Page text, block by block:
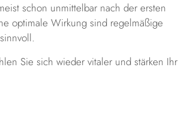
schon unmittelbar nach der ersten
optimale Wirkung sind regelmäßige
Sie sich wieder vitaler und stärken Ihr